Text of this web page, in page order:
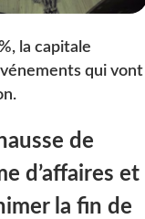
la capitale
qui vont
de
d’affaires et
la fin de